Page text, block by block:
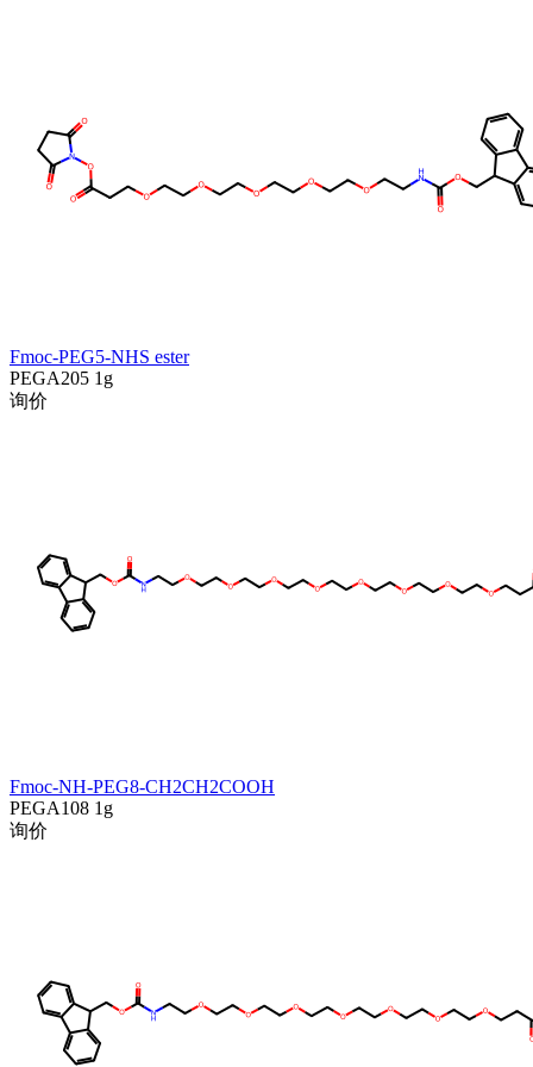
Fmoc-PEG5-NHS ester
PEGA205 1g
询价
Fmoc-NH-PEG8-CH2CH2COOH
PEGA108 1g
询价